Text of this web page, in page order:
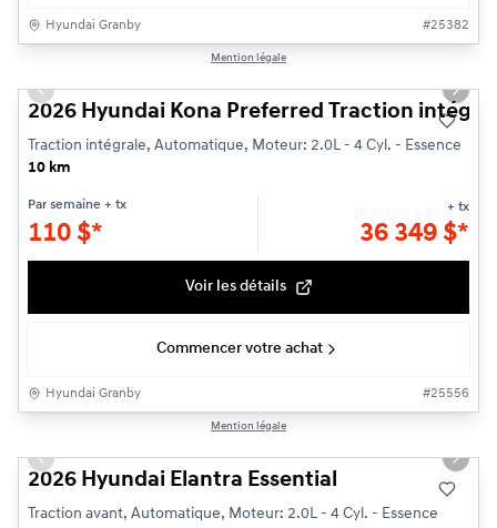
Hyundai Granby #25382
Mention légale
Previous slide Next
2026 Hyundai Kona Preferred Traction
Traction intégrale, Automatique, Moteur: 2.0L - 4 Cyl. - Essence
10 km
Par semaine + tx
110 $*
+ tx
36 349 $*
Voir les détails
Commencer votre achat
Hyundai Granby #25556
Mention légale
Previous slide Next
2026 Hyundai Elantra Essential
Traction avant, Automatique, Moteur: 2.0L - 4 Cyl. - Essence